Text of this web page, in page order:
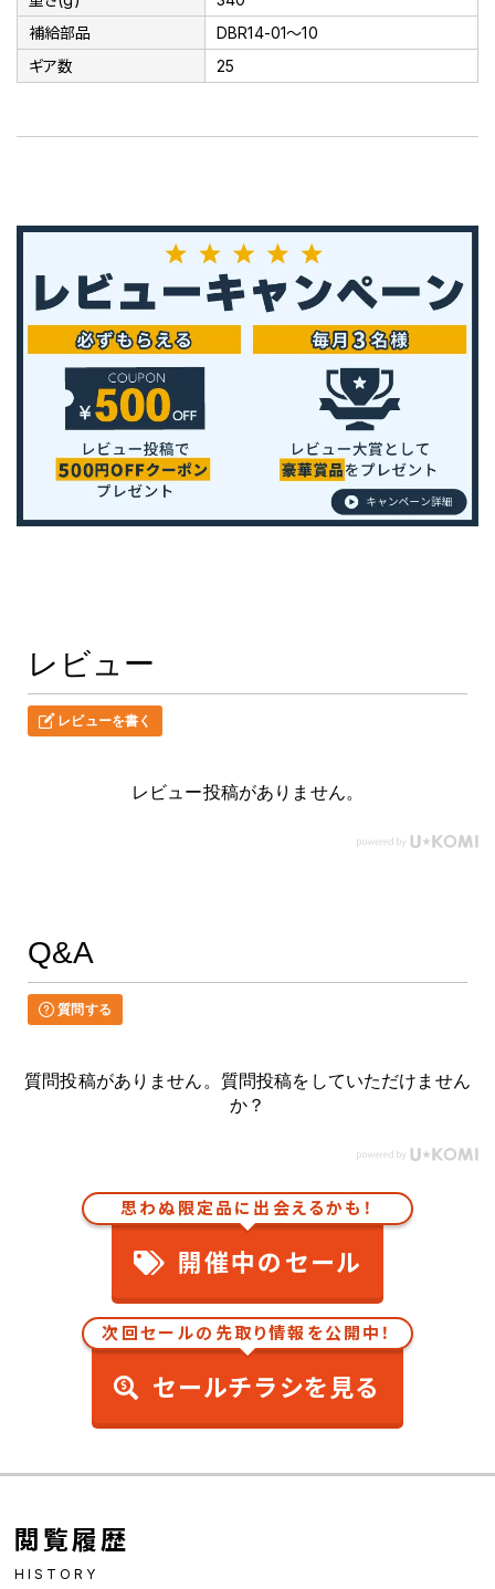
補給部品
DBR14-01～10
ギア数
25
レビュー
レビューを書く
レビュー投稿がありません。
Q&A
質問する
質問投稿がありません。質問投稿をしていただけません
か？
思わぬ限定品に出会えるかも！
開催中のセール
次回セールの先取り情報を公開中！
セールチラシを見る
閲覧履歴
HISTORY